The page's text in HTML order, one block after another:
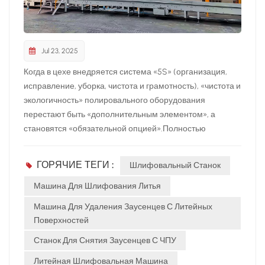
прецизионного машиностроения) это практически
«фатальный недостаток».Заключение: Основой
многономенклатурного производства является
«низкозатратная и быстрая переналадка».
семизвенного шлифовального робота в плане
совместимости и эффективности переналадки могут
напрямую помочь компаниям снизить
производственные затраты и повысить скорость
реагирования.
Jul 23, 2025
Когда в цехе внедряется система «5S» (организация,
исправление, уборка, чистота и грамотность), «чистота и
экологичность» полировального оборудования
перестают быть «дополнительным элементом», а
становятся «обязательной опцией».Полностью
общая защитная конструкция + централизованная
система пылеудаления не только позволяют
внутренняя структура аккуратна и легко очищается,
полностью соответствует экологическим требованиям и
может легко интегрироваться в систему управления
цехом 5S. Роботизированное шлифовальное
ГОРЯЧИЕ ТЕГИ : Шлифовальный Станок
Машина Для Шлифования Литья
Машина Для Удаления Заусенцев С Литейных
Поверхностей
Станок Для Снятия Заусенцев С ЧПУ
Литейная Шлифовальная Машина